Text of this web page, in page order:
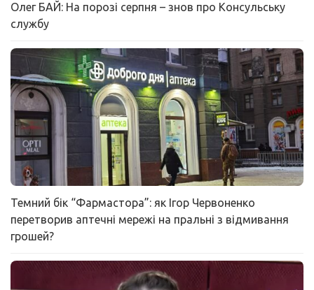
Олег БАЙ: На порозі серпня – знов про Консульську
службу
Темний бік “Фармастора”: як Ігор Червоненко
перетворив аптечні мережі на пральні з відмивання
грошей?